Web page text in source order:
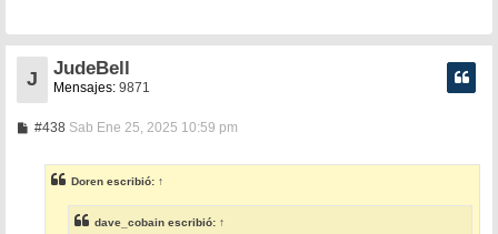
e
J
JudeBell
Mensajes: 9871
#438M
s
a
Sab Ene 25, 2025 10:59 pm
Doren escribió: ↑
dave_cobain escribió: ↑